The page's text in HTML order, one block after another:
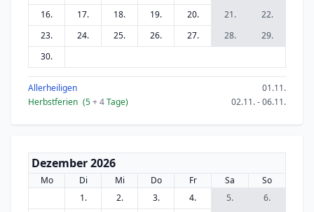
16.
17. 18. 19. 20. 21.
22.
23.
24. 25. 26. 27. 28.
29.
30.
Allerheiligen
01.11.
Herbstferien (5+ 4Tage) 02.11. - 06.11.
Dezember 2026
Mo Di Mi Do Fr Sa
So
1.
2. 3. 4. 5.
6.